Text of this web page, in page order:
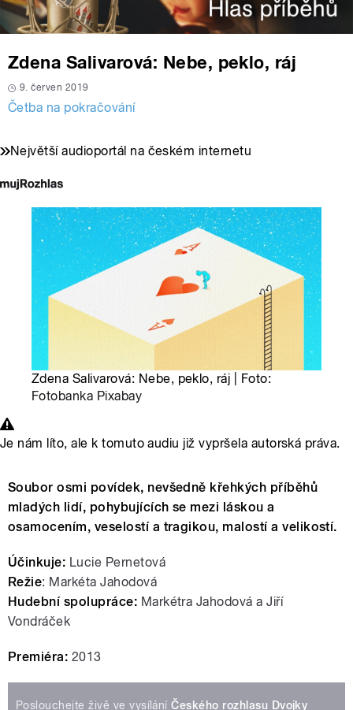
Zdena Salivarová: Nebe, peklo, ráj
9. červen 2019
Četba na pokračování
Největší audioportál na českém internetu
Zdena Salivarová: Nebe, peklo, ráj | Foto:
Fotobanka Pixabay
Je nám líto, ale k tomuto audiu již vypršela autorská práva.
Soubor osmi povídek, nevšedně křehkých příběhů
mladých lidí, pohybujících se mezi láskou a
osamocením, veselostí a tragikou, malostí a velikostí.
Účinkuje: Lucie Pernetová
Režie: Markéta Jahodová
Hudební spolupráce: Markétra Jahodová a Jiří
Vondráček
Premiéra: 2013
Poslouchejte živě ve vysíláníČeského rozhlasu Dvojky